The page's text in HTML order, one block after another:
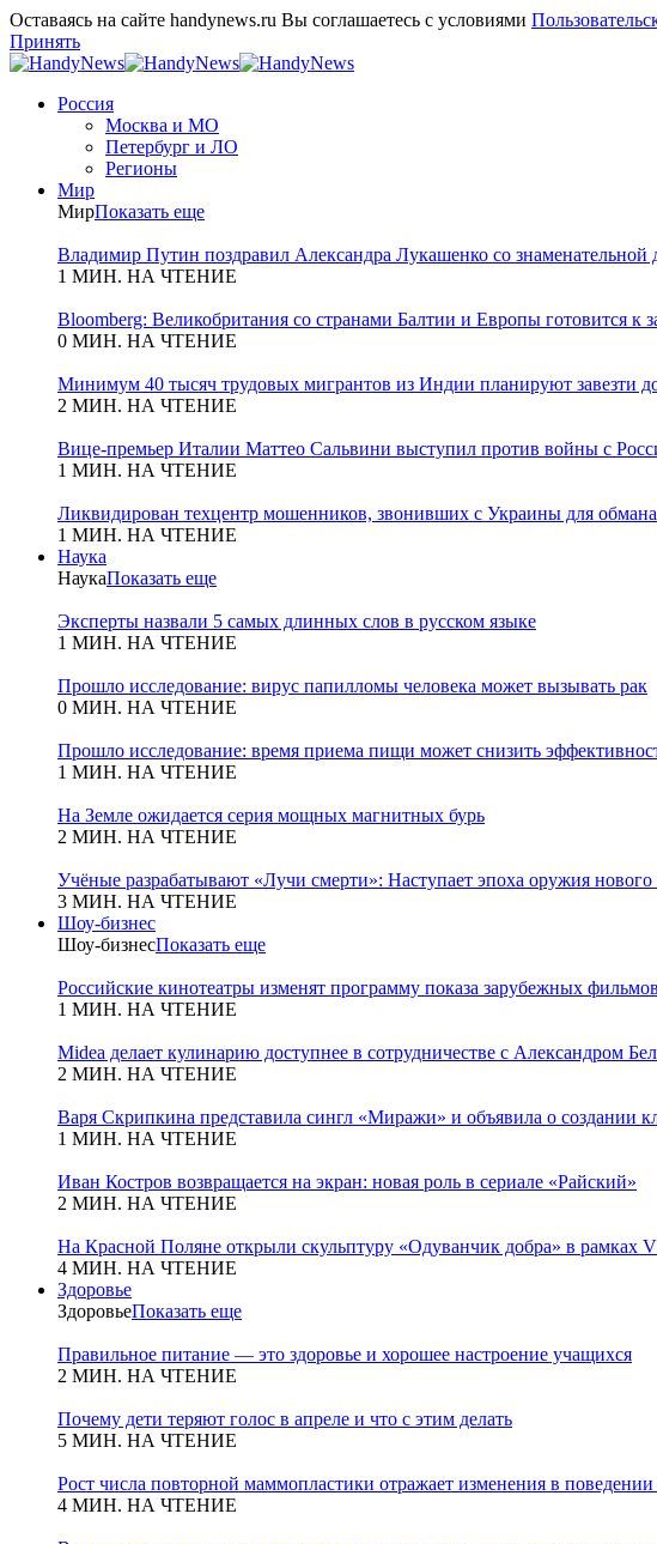
Оставаясь на сайте handynews.ru Вы соглашаетесь с условиями
Принять
Россия
Москва и МО
Петербург и ЛО
Регионы
Мир
МирПоказать еще
Владимир Путин поздравил Александра Лукашенко со знаменательной
1 МИН. НА ЧТЕНИЕ
Bloomberg: Великобритания со странами Балтии и Европы готовится к
0 МИН. НА ЧТЕНИЕ
Минимум 40 тысяч трудовых мигрантов из Индии планируют завезти
2 МИН. НА ЧТЕНИЕ
Вице-премьер Италии Маттео Сальвини выступил против войны с
1 МИН. НА ЧТЕНИЕ
Ликвидирован техцентр мошенников, звонивших с Украины для
1 МИН. НА ЧТЕНИЕ
Наука
НаукаПоказать еще
Эксперты назвали 5 самых длинных слов в русском языке
1 МИН. НА ЧТЕНИЕ
Прошло исследование: вирус папилломы человека может вызывать рак
0 МИН. НА ЧТЕНИЕ
Прошло исследование: время приема пищи может снизить
1 МИН. НА ЧТЕНИЕ
На Земле ожидается серия мощных магнитных бурь
2 МИН. НА ЧТЕНИЕ
Учёные разрабатывают «Лучи смерти»: Наступает эпоха оружия нового
3 МИН. НА ЧТЕНИЕ
Шоу-бизнес
Шоу-бизнесПоказать еще
Российские кинотеатры изменят программу показа зарубежных фильмов
1 МИН. НА ЧТЕНИЕ
Midea делает кулинарию доступнее в сотрудничестве с Александром
2 МИН. НА ЧТЕНИЕ
Варя Скрипкина представила сингл «Миражи» и объявила о создании
1 МИН. НА ЧТЕНИЕ
Иван Костров возвращается на экран: новая роль в сериале «Райский»
2 МИН. НА ЧТЕНИЕ
На Красной Поляне открыли скульптуру «Одуванчик добра» в рамках
4 МИН. НА ЧТЕНИЕ
Здоровье
ЗдоровьеПоказать еще
Правильное питание — это здоровье и хорошее настроение учащихся
2 МИН. НА ЧТЕНИЕ
Почему дети теряют голос в апреле и что с этим делать
5 МИН. НА ЧТЕНИЕ
Рост числа повторной маммопластики отражает изменения в
4 МИН. НА ЧТЕНИЕ